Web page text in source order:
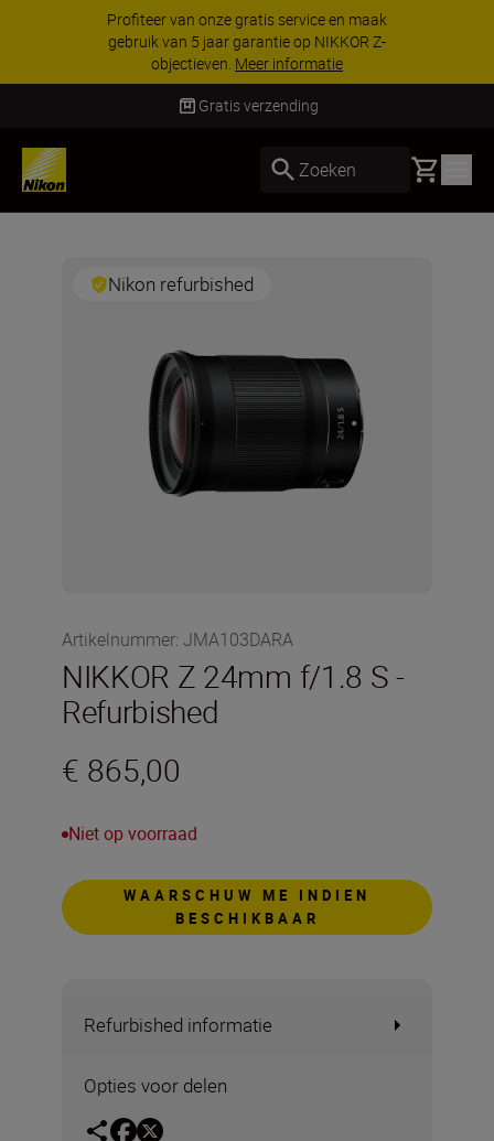
Profiteer van onze gratis service en maak
gebruik van 5 jaar garantie op NIKKOR Z-
objectieven. Meer informatie
Gratis verzending
Zoeken Basket
Nikon refurbished
Artikelnummer: JMA103DARA
NIKKOR Z 24mm f/1.8 S -
Refurbished
€ 865,00
Niet op voorraad
WAARSCHUW ME INDIEN
BESCHIKBAAR
Refurbished informatie
Opties voor delen